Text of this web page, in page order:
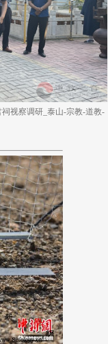
视察调研_泰山-宗教-道教-